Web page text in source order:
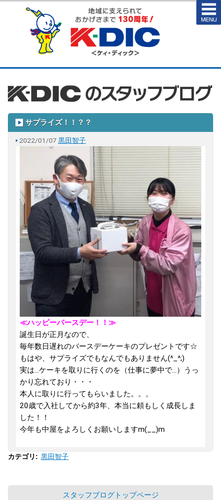
サプライズ！！？？
2022/01/07 黒田智子
≪ハッピーバースデー！！≫
誕生日が正月なので、
毎年数日遅れのバースデーケーキのプレゼントです☆
もはや、サプライズでもなんでもありません(^_^;)
実は...ケーキを取りに行くのを（仕事に夢中で...）うっ
かり忘れており・・・
本人に取りに行ってもらいました。。。
20歳で入社してから約3年、本当に頼もしく成長しま
した！！
今年も中屋をよろしくお願いしますm(__)m
カテゴリ : 黒田智子
スタッフブログトップページ